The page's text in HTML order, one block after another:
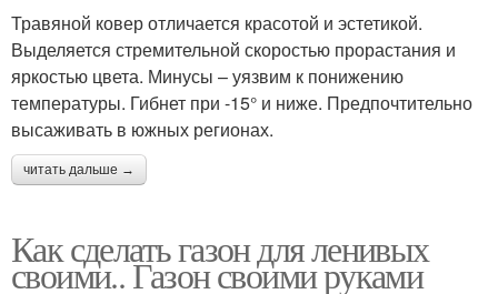
Травяной ковер отличается красотой и эстетикой.
Выделяется стремительной скоростью прорастания и
яркостью цвета. Минусы – уязвим к понижению
температуры. Гибнет при -15° и ниже. Предпочтительно
высаживать в южных регионах.
читать дальше →
Как сделать газон для ленивых
своими.. Газон своими руками